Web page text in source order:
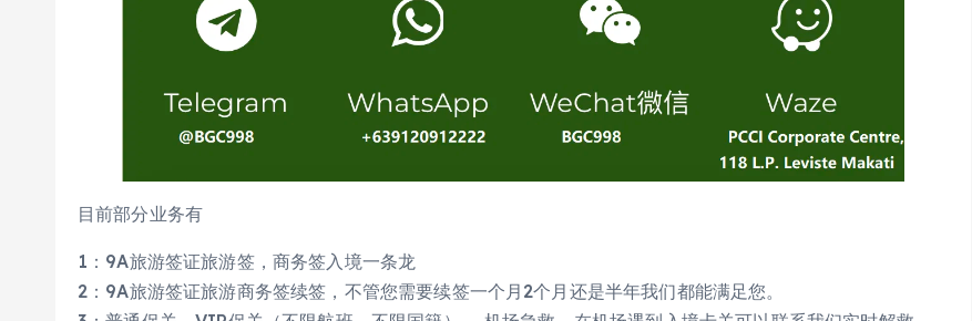
目前部分业务有
1：9A旅游签证旅游签，商务签入境一条龙
2：9A旅游签证旅游‎商务签续‎签，不管您需要续签一个月2个月还是半年我们都能满足您。